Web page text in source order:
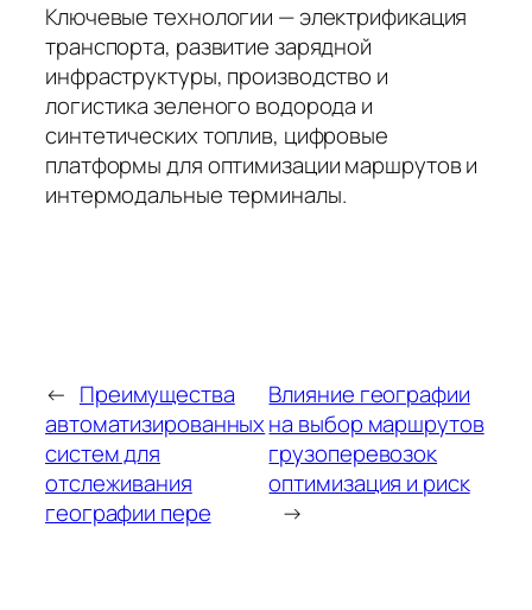
Ключевые технологии — электрификация
транспорта, развитие зарядной
инфраструктуры, производство и
логистика зеленого водорода и
синтетических топлив, цифровые
платформы для оптимизации маршрутов и
интермодальные терминалы.
← Преимущества
автоматизированных
систем для
отслеживания
географии пере
Влияние географии
на выбор маршрутов
грузоперевозок
оптимизация и риск
→